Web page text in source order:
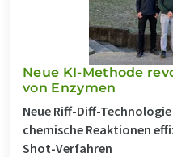
Neue KI-Methode
von Enzymen
Neue Riff-Diff-
chemische Reaktionen
Shot-Verfahren